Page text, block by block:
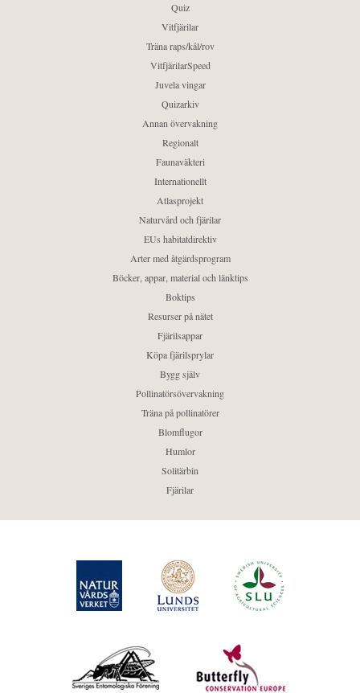
Quiz
Vitfjärilar
Träna raps/kål/rov
VitfjärilarSpeed
Juvela vingar
Quizarkiv
Annan övervakning
Regionalt
Faunaväkteri
Internationellt
Atlasprojekt
Naturvård och fjärilar
EUs habitatdirektiv
Arter med åtgärdsprogram
Böcker, appar, material och länktips
Boktips
Resurser på nätet
Fjärilsappar
Köpa fjärilsprylar
Bygg själv
Pollinatörsövervakning
Träna på pollinatörer
Blomflugor
Humlor
Solitärbin
Fjärilar